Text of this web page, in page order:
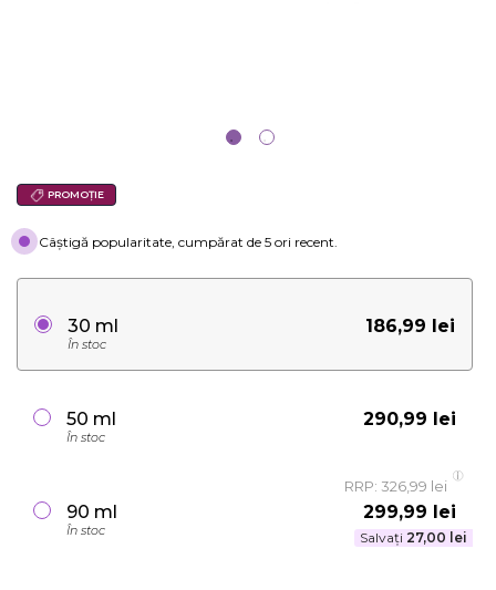
PROMOȚIE
Câștigă popularitate, cumpărat de 5 ori recent.
186,99 lei
30 ml
În stoc
290,99 lei
50 ml
În stoc
299,99 lei
Salvați 27,00 lei
90 ml
În stoc
RRP: 326,99 lei